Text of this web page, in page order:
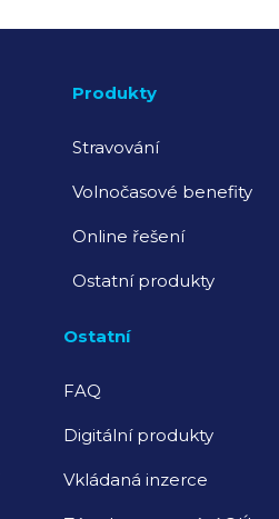
Produkty
Stravování
Volnočasové benefity
Online řešení
Ostatní produkty
Ostatní
FAQ
Digitální produkty
Vkládaná inzerce